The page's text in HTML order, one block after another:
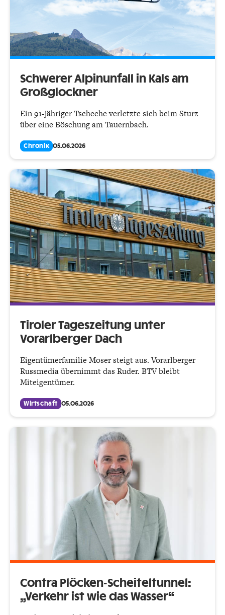
Schwerer Alpinunfall in Kals am
Großglockner
Ein 91-jähriger Tscheche verletzte sich beim Sturz
über eine Böschung am Tauernbach.
Chronik 05.06.2026
Tiroler Tageszeitung unter
Vorarlberger Dach
Eigentümerfamilie Moser steigt aus. Vorarlberger
Russmedia übernimmt das Ruder. BTV bleibt
Miteigentümer.
Wirtschaft 05.06.2026
Contra Plöcken-Scheiteltunnel:
„Verkehr ist wie das Wasser“